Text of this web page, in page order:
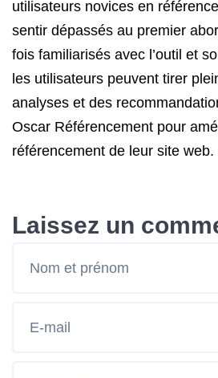
utilisateurs novices en
sentir dépassés au premier
fois familiarisés avec l’outil et
les utilisateurs peuvent tirer
analyses et des
Oscar Référencement pour
référencement de leur site web.
Laissez un